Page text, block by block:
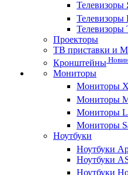
Телевизоры
Телевизоры
Телевизоры
Проекторы
ТВ приставки и
Кронштейны
Мониторы
Мониторы
Мониторы
Мониторы
Мониторы
Ноутбуки
Ноутбуки
Ноутбуки
Ноутбуки